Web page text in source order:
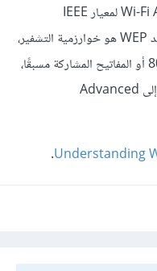
WPA2، الذي هو تطبيقٌ لنسخة Wi-Fi Alliance لمعيار IEEE
802.11i. الاختلاف الرئيسي هو أنه لم يعد WEP هو خوارزمية التشفير،
وما زال إطار العمل يستخدم 802.1x EAP أو المفاتيح المشاركة مسبقًا،
لكن خوارزمية التشفير هي AES (اختصار إلى Advanced
Understanding
.